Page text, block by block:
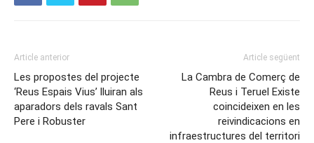
Article anterior
Les propostes del projecte
‘Reus Espais Vius’ lluiran als
aparadors dels ravals Sant
Pere i Robuster
Article següent
La Cambra de Comerç de
Reus i Teruel Existe
coincideixen en les
reivindicacions en
infraestructures del territori